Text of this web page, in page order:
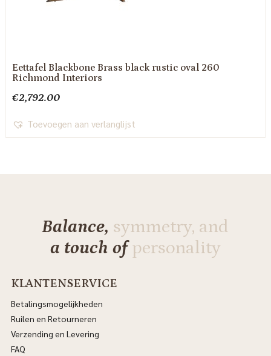
Eettafel Blackbone Brass black rustic oval 260
Richmond Interiors
€2,792.00
Toevoegen aan verlanglijst
Balance, symmetry, and
a touch ofpersonality
KLANTENSERVICE
Betalingsmogelijkheden
Ruilen en Retourneren
Verzending en Levering
FAQ